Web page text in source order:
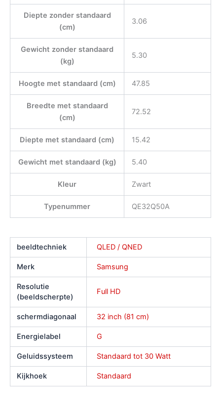
Diepte zonder standaard
(cm)
3.06
Gewicht zonder standaard
(kg)
5.30
Hoogte met standaard (cm) 47.85
Breedte met standaard
(cm)
72.52
Diepte met standaard (cm) 15.42
Gewicht met standaard (kg) 5.40
Kleur Zwart
Typenummer QE32Q50A
beeldtechniek QLED / QNED
Merk Samsung
Resolutie
(beeldscherpte)
Full HD
schermdiagonaal 32 inch (81 cm)
Energielabel G
Geluidssysteem Standaard tot 30 Watt
Kijkhoek Standaard